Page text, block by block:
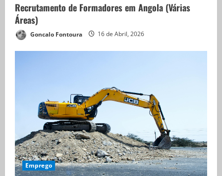
Recrutamento de Formadores em Angola (Várias
Áreas)
Goncalo Fontoura 16 de Abril, 2026
Emprego